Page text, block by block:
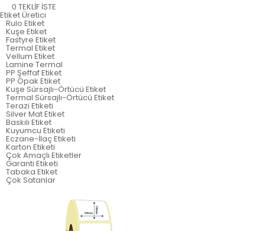
0 TEKLİF İSTE
EtiketÜretici
Rulo Etiket
Kuşe Etiket
Fastyre Etiket
Termal Etiket
Vellum Etiket
Lamine Termal
PP Şeffaf Etiket
PP Opak Etiket
Kuşe Sürsajlı-Örtücü Etiket
Termal Sürsajlı-Örtücü Etiket
Terazi Etiketi
Silver Mat Etiket
Baskılı Etiket
Kuyumcu Etiketi
Eczane-İlaç Etiketi
Karton Etiketi
Çok Amaçlı Etiketler
Garanti Etiketi
Tabaka Etiket
Çok Satanlar